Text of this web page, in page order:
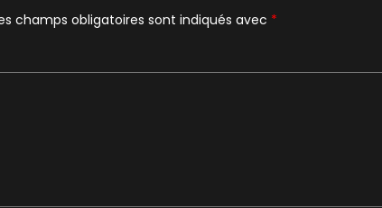
champs obligatoires sont indiqués avec *